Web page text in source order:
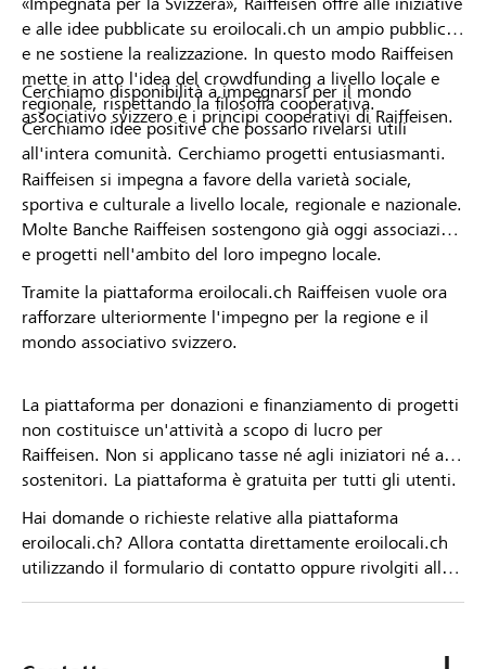
e alle idee pubblicate su eroilocali.ch un ampio pubblico
e ne sostiene la realizzazione. In questo modo Raiffeisen
mette in atto l'idea del crowdfunding a livello locale e
regionale, rispettando la filosofia cooperativa.
Cerchiamo idee positive che possano rivelarsi utili
all'intera comunità. Cerchiamo progetti entusiasmanti.
Cerchiamo disponibilità a impegnarsi per il mondo
associativo svizzero e i principi cooperativi di Raiffeisen.
Raiffeisen si impegna a favore della varietà sociale,
sportiva e culturale a livello locale, regionale e nazionale.
Molte Banche Raiffeisen sostengono già oggi associazioni
e progetti nell'ambito del loro impegno locale.
Tramite la piattaforma eroilocali.ch Raiffeisen vuole ora
rafforzare ulteriormente l'impegno per la regione e il
mondo associativo svizzero.
La piattaforma per donazioni e finanziamento di progetti
non costituisce un'attività a scopo di lucro per
Raiffeisen. Non si applicano tasse né agli iniziatori né ai
sostenitori. La piattaforma è gratuita per tutti gli utenti.
Hai domande o richieste relative alla piattaforma
eroilocali.ch? Allora contatta direttamente eroilocali.ch
utilizzando il formulario di contatto oppure rivolgiti alla